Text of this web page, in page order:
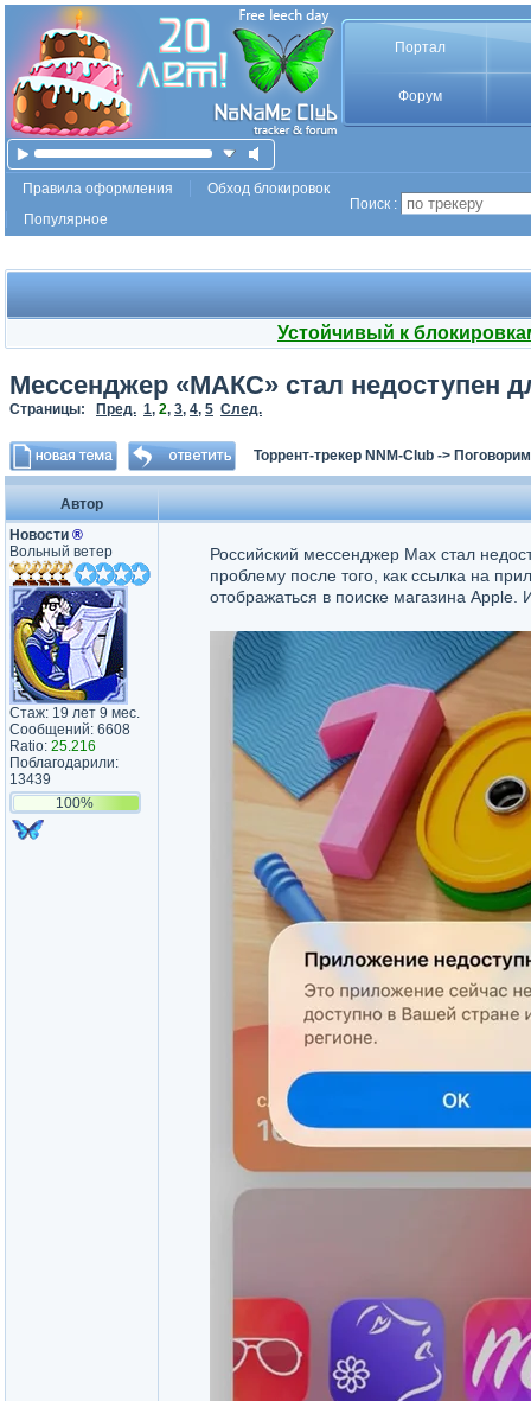
Портал
Форум
Правила оформления
Обход блокировок
Популярное
Поиск :
Устойчивый к
Мессенджер «МАКС» стал недоступен
Страницы: Пред. 1, 2, 3, 4, 5 След.
Торрент-трекер NNM-Club -> Поговорим
Автор
Новости ®
Вольный ветер
Стаж: 19 лет 9 мес.
Сообщений: 6608
Ratio: 25.216
Поблагодарили:
13439
100%
Российский мессенджер Max стал
проблему после того, как ссылка на
отображаться в поиске магазина